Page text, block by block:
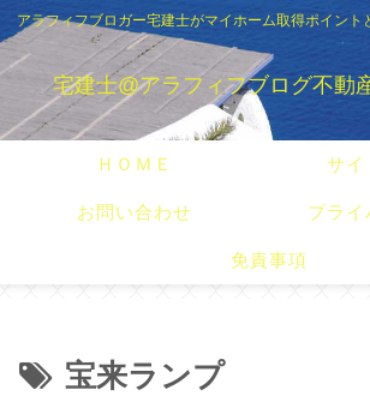
アラフィフブロガー宅建士がマイホーム取得ポイント
宅建士@アラフィフブログ不動
ＨＯＭＥ サイ
お問い合わせ プライ
免責事項
宝来ランプ